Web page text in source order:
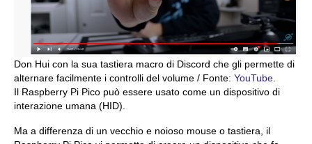
Don Hui con la sua tastiera macro di Discord che gli permette di
alternare facilmente i controlli del volume / Fonte: YouTube
Il Raspberry Pi Pico può essere usato come un dispositivo di
interazione umana (HID).
Ma a differenza di un vecchio e noioso mouse o tastiera, il